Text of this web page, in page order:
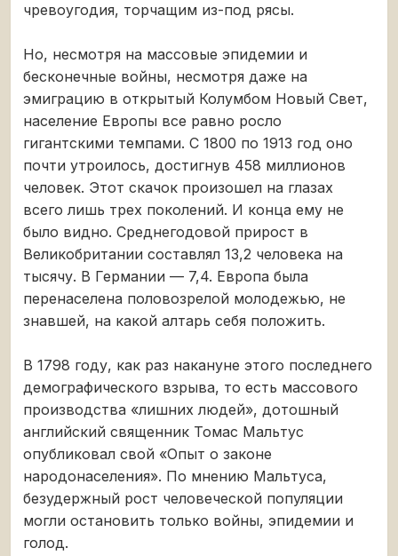
чревоугодия, торчащим из-под рясы.
Но, несмотря на массовые эпидемии и
бесконечные войны, несмотря даже на
эмиграцию в открытый Колумбом Новый Свет,
население Европы все равно росло
гигантскими темпами. С 1800 по 1913 год оно
почти утроилось, достигнув 458 миллионов
человек. Этот скачок произошел на глазах
всего лишь трех поколений. И конца ему не
было видно. Среднегодовой прирост в
Великобритании составлял 13,2 человека на
тысячу. В Германии — 7,4. Европа была
перенаселена половозрелой молодежью, не
знавшей, на какой алтарь себя положить.
В 1798 году, как раз накануне этого последнего
демографического взрыва, то есть массового
производства «лишних людей», дотошный
английский священник Томас Мальтус
опубликовал свой «Опыт о законе
народонаселения». По мнению Мальтуса,
безудержный рост человеческой популяции
могли остановить только войны, эпидемии и
голод.